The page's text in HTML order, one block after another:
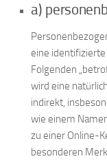
a)
eine
Folgenden
wird eine
indirekt,
wie einem
zu einer Online-
besonderen